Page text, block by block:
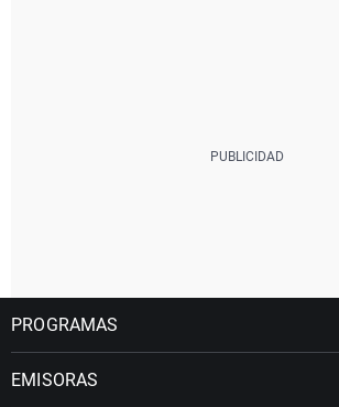
PROGRAMAS
EMISORAS